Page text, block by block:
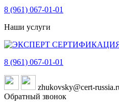
8 (961) 067-01-01
Наши услуги
8 (961) 067-01-01
zhukovsky@cert-
Обратный звонок